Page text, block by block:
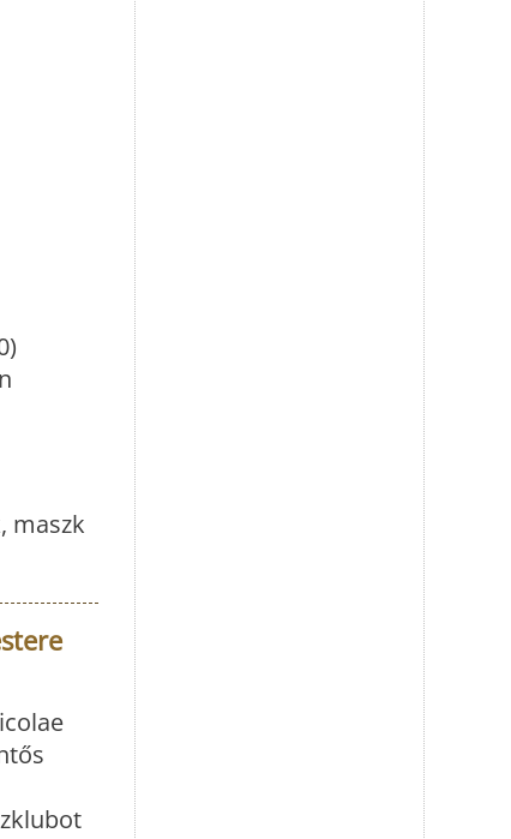
maszk